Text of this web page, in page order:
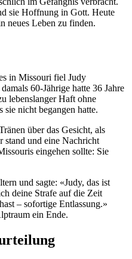
sie Hoffnung in Gott. Heute
neues Leben zu finden.
in Missouri fiel Judy
60-Jährige hatte 36 Jahre
lebenslanger Haft ohne
nicht begangen hatte.
über das Gesicht, als
stand und eine Nachricht
eingehen sollte: Sie
und sagte: «Judy, das ist
deine Strafe auf die Zeit
– sofortige Entlassung.»
ein Ende.